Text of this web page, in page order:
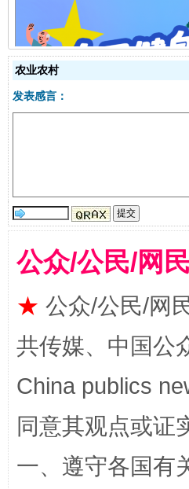
全民健身五年计划来了！等
阿坝州三大球赛在茂县
农业农村
发表感言：
公众/公民/网
★ 公众/公民/网
共传媒、中国公
China publics
同意其观点或证
一、遵守各国有